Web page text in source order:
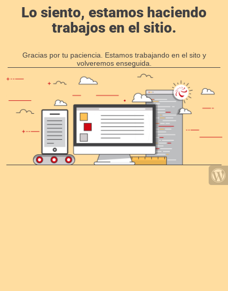
Lo siento, estamos haciendo
trabajos en el sitio.
Gracias por tu paciencia. Estamos trabajando en el sito y
volveremos enseguida.